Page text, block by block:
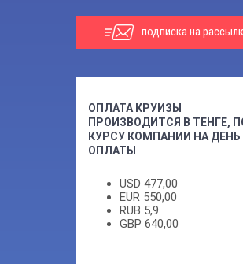
подписка на
ОПЛАТА КРУИЗЫ
ПРОИЗВОДИТСЯ В ТЕНГЕ,
КУРСУ КОМПАНИИ НА ДЕНЬ
ОПЛАТЫ
USD 477,00
EUR 550,00
RUB 5,9
GBP 640,00